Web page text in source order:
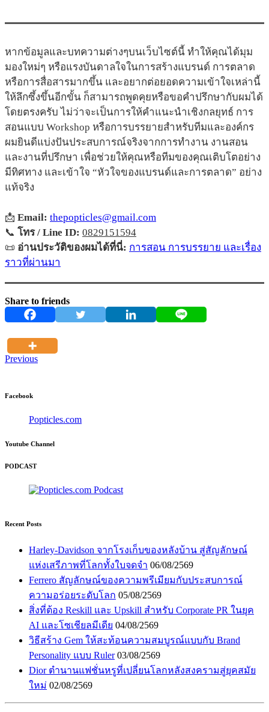
หากข้อมูลและบทความต่างๆบนเว็บไซต์นี้ ทำให้คุณได้มุม
มองใหม่ๆ หรือแรงบันดาลใจในการสร้างแบรนด์ การตลาด
หรือการสื่อสารมากขึ้น และอยากต่อยอดความเข้าใจเหล่านี้
ให้ลึกซึ้งขึ้นอีกขั้น ก็สามารถพูดคุยหรือขอคำปรึกษากับผมได้
โดยตรงครับ ไม่ว่าจะเป็นการให้คำแนะนำเชิงกลยุทธ์ การ
สอนแบบ Workshop หรือการบรรยายสำหรับทีมและองค์กร
ผมยินดีแบ่งปันประสบการณ์จริงจากการทำงาน งานสอน
และงานที่ปรึกษา เพื่อช่วยให้คุณหรือทีมของคุณเติบโตอย่าง
มีทิศทาง และเข้าใจ “หัวใจของแบรนด์และการตลาด” อย่าง
แท้จริง
📩 Email: thepopticles@gmail.com
📞 โทร / Line ID: 0829151594
📜 อ่านประวัติของผมได้ที่นี่: การสอน การบรรยาย และเรื่อง
ราวที่ผ่านมา
Share to friends
Previous
Facebook
Popticles.com
Youtube Channel
PODCAST
Recent Posts
Harley-Davidson จากโรงเก็บของหลังบ้าน สู่สัญลักษณ์
แห่งเสรีภาพที่โลกทั้งใบจดจำ 06/08/2569
Ferrero สัญลักษณ์ของความพรีเมียมกับประสบการณ์
ความอร่อยระดับโลก 05/08/2569
สิ่งที่ต้อง Reskill และ Upskill สำหรับ Corporate PR ในยุค
AI และโซเชียลมีเดีย 04/08/2569
วิธีสร้าง Gem ให้สะท้อนความสมบูรณ์แบบกับ Brand
Personality แบบ Ruler 03/08/2569
Dior ตำนานแฟชั่นหรูที่เปลี่ยนโลกหลังสงครามสู่ยุคสมัย
ใหม่ 02/08/2569